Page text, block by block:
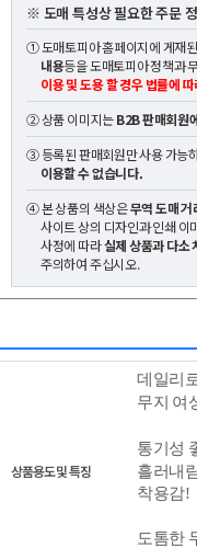
※ 도매 특성상 필요한 주문
① 도매토피아 홈페이지에 게재된
내용등을 도매토피아 정책과
이용 및 도용 할 경우 법률에
② 상품 이미지는B2B 판매회원
③ 등록된 판매회원만 사용 가능
이용할 수 없습니다.
④ 본 상품의 색상은무역 도매
사이트 상의 디자인과 인쇄 이
사정에 따라실제 상품과 다소
주의하여 주십시오.
상품용도 및 특징
데일리
무지 여
통기성
흘러내
착용감!
도톰한